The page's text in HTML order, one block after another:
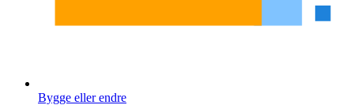
Bygge eller endre